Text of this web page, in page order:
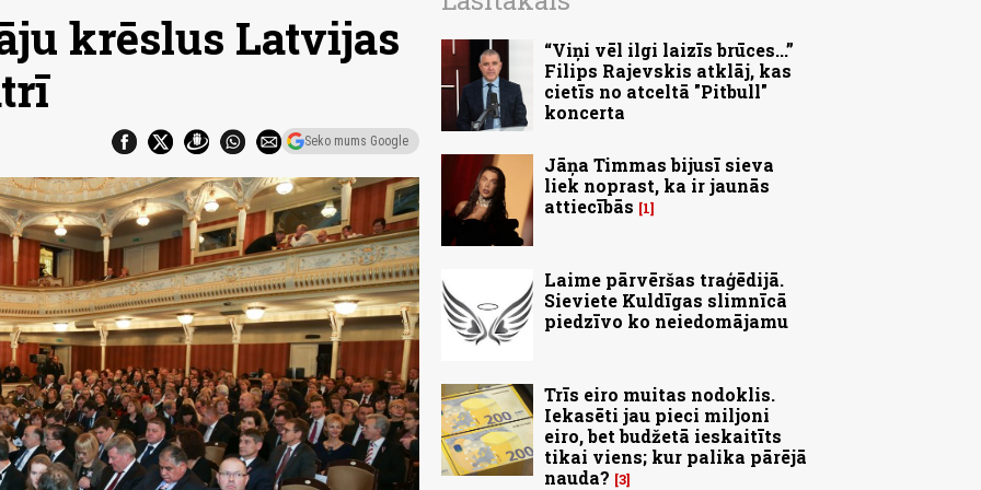
krēslus Latvijas
Seko mums Google
“Viņi vēl ilgi laizīs brūces...”
Filips Rajevskis atklāj, kas
cietīs no atceltā "Pitbull"
koncerta
Jāņa Timmas bijusī sieva
liek noprast, ka ir jaunās
attiecībās
1
Laime pārvēršas traģēdijā.
Sieviete Kuldīgas slimnīcā
piedzīvo ko neiedomājamu
Trīs eiro muitas nodoklis.
Iekasēti jau pieci miljoni
eiro, bet budžetā ieskaitīts
tikai viens; kur palika pārējā
nauda? 3